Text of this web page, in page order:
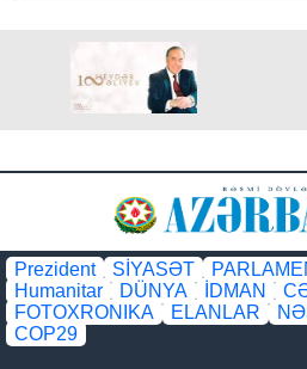
Prezident SİYASƏT
Humanitar
DÜNYA İDMAN
FOTOXRONIKA
ELANLAR
COP29